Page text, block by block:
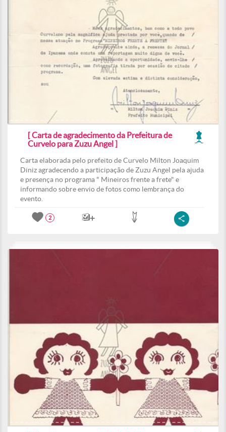
[ Carta de agradecimento da Prefeitura de
Curvelo para Zuzu Angel ]
Carta elaborada pelo prefeito de Curvelo Milton Joaquim
Diniz agradecendo a participação de Zuzu Angel pela ajuda
e presença no programa " Mineiros frente a frete" e
informando sobre envio de fotos como lembrança do
evento.
2